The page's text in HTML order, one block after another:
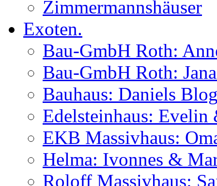
Zimmermannshäuser
Exoten.
Bau-GmbH Roth:
Bau-GmbH Roth:
Bauhaus: Daniels
Edelsteinhaus:
EKB Massivhaus:
Helma: Ivonnes &
Roloff Massivhaus: